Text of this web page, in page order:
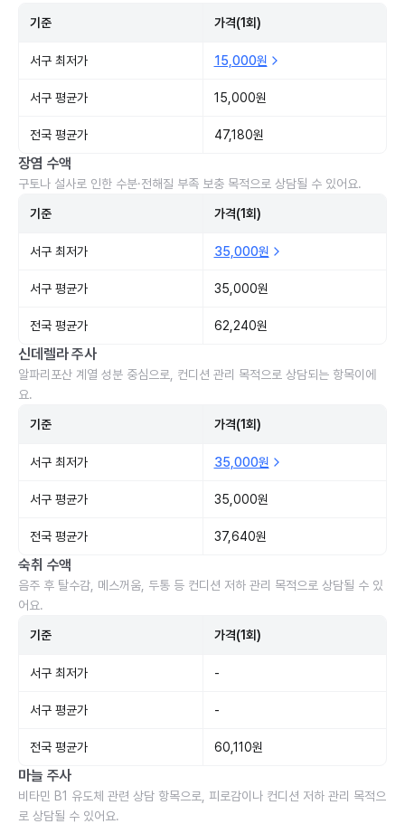
기준 가격(1회)
서구 최저가 15,000원
서구 평균가 15,000원
전국 평균가 47,180원
장염 수액
구토나 설사로 인한 수분·전해질 부족 보충 목적으로 상담될 수 있어요.
기준 가격(1회)
서구 최저가 35,000원
서구 평균가 35,000원
전국 평균가 62,240원
신데렐라 주사
알파리포산 계열 성분 중심으로, 컨디션 관리 목적으로 상담되는 항목이에
요.
기준 가격(1회)
서구 최저가 35,000원
서구 평균가 35,000원
전국 평균가 37,640원
숙취 수액
음주 후 탈수감, 메스꺼움, 두통 등 컨디션 저하 관리 목적으로 상담될 수 있
어요.
기준 가격(1회)
서구 최저가 -
서구 평균가 -
전국 평균가 60,110원
마늘 주사
비타민 B1 유도체 관련 상담 항목으로, 피로감이나 컨디션 저하 관리 목적으
로 상담될 수 있어요.